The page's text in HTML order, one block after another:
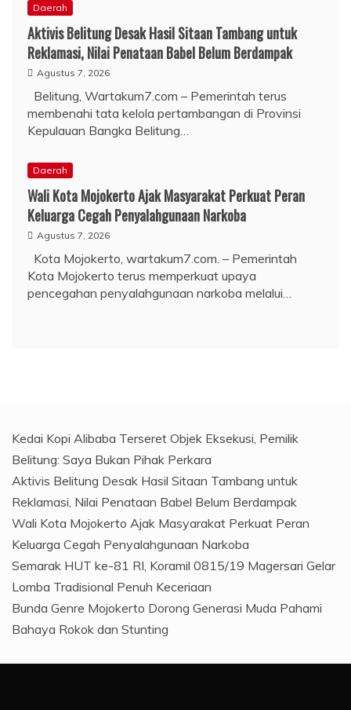
Daerah
Aktivis Belitung Desak Hasil Sitaan Tambang untuk
Reklamasi, Nilai Penataan Babel Belum Berdampak
Agustus 7, 2026
Belitung, Wartakum7.com – Pemerintah terus
membenahi tata kelola pertambangan di Provinsi
Kepulauan Bangka Belitung…
Daerah
Wali Kota Mojokerto Ajak Masyarakat Perkuat Peran
Keluarga Cegah Penyalahgunaan Narkoba
Agustus 7, 2026
Kota Mojokerto, wartakum7.com. – Pemerintah
Kota Mojokerto terus memperkuat upaya
pencegahan penyalahgunaan narkoba melalui…
Kedai Kopi Alibaba Terseret Objek Eksekusi, Pemilik
Belitung: Saya Bukan Pihak Perkara
Aktivis Belitung Desak Hasil Sitaan Tambang untuk
Reklamasi, Nilai Penataan Babel Belum Berdampak
Wali Kota Mojokerto Ajak Masyarakat Perkuat Peran
Keluarga Cegah Penyalahgunaan Narkoba
Semarak HUT ke-81 RI, Koramil 0815/19 Magersari Gelar
Lomba Tradisional Penuh Keceriaan
Bunda Genre Mojokerto Dorong Generasi Muda Pahami
Bahaya Rokok dan Stunting